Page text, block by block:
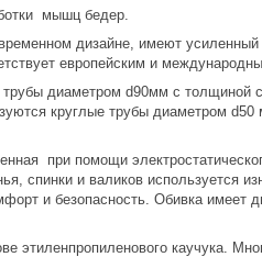
мышц бедер.
дизайне, имеют усиленный
европейским и
диаметром d90мм с
круглые трубы диаметром
при помощи
спинки и валиков используется
и безопасность. Обивка
этиленпропиленового каучука.